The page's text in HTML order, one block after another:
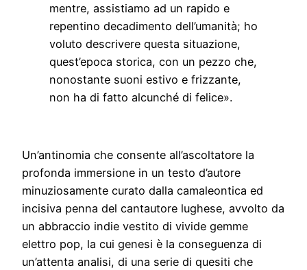
mentre, assistiamo ad un rapido e
repentino decadimento dell’umanità; ho
voluto descrivere questa situazione,
quest’epoca storica, con un pezzo che,
nonostante suoni estivo e frizzante,
non ha di fatto alcunché di felice».
Un’antinomia che consente all’ascoltatore la
profonda immersione in un testo d’autore
minuziosamente curato dalla camaleontica ed
incisiva penna del cantautore lughese, avvolto da
un abbraccio indie vestito di vivide gemme
elettro pop, la cui genesi è la conseguenza di
un’attenta analisi, di una serie di quesiti che